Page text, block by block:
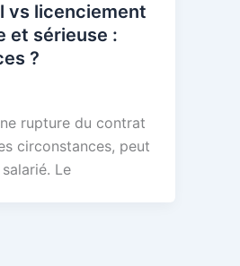
vs licenciement
et sérieuse :
?
rupture du contrat
circonstances, peut
Le